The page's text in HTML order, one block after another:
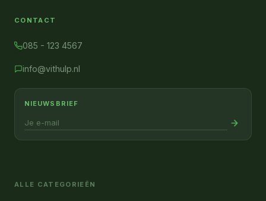
CONTACT
085 - 123 4567
info@vithulp.nl
NIEUWSBRIEF
ALLE CATEGORIEËN